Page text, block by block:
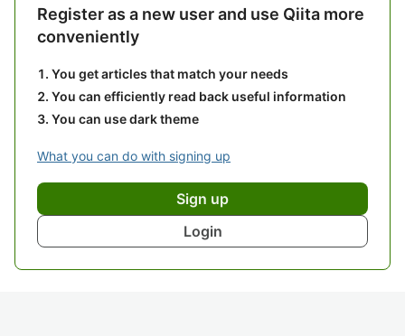
Register as a new user and use Qiita more
conveniently
You get articles that match your needs
You can efficiently read back useful information
You can use dark theme
What you can do with signing up
Sign up
Login